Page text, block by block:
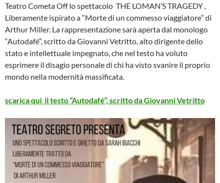
Teatro Cometa Off lo spettacolo THE LOMAN’S TRAGEDY ,
Liberamente ispirato a “Morte di un commesso viaggiatore” di
Arthur Miller. La rappresentazione sarà aperta dal monologo
“Autodafé”, scritto da Giovanni Vetritto, alto dirigente dello
stato e intellettuale impegnato, che nel testo ha voluto
esprimere il disagio personale di chi ha visto svanire il proprio
mondo nella modernità massificata.
scarica qui il testo “Autodafé”, scritto da Giovanni Vetritto